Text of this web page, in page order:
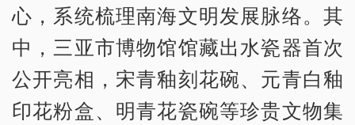
心，系统梳理南海文明发展脉络。其
中，三亚市博物馆馆藏出水瓷器首次
公开亮相，宋青釉刻花碗、元青白釉
印花粉盒、明青花瓷碗等珍贵文物集